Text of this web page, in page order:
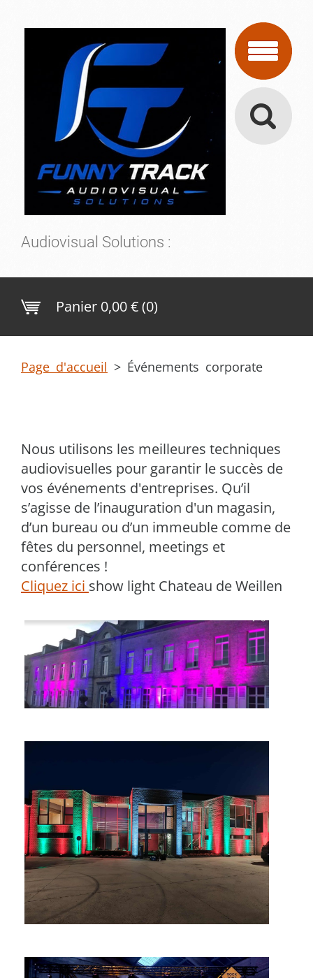
Audiovisual Solutions :
Panier 0,00 € (0)
Page d'accueil > Événements corporate
Nous utilisons les meilleures techniques
audiovisuelles pour garantir le succès de
vos événements d'entreprises. Qu’il
s’agisse de l’inauguration d'un magasin,
d’un bureau ou d’un immeuble comme de
fêtes du personnel, meetings et
conférences !
Cliquez ici show light Chateau de Weillen